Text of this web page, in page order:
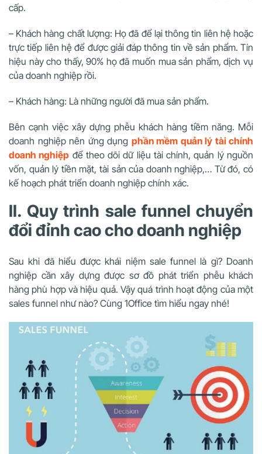
cấp.
– Khách hàng chất lượng: Họ đã để lại thông tin liên hệ hoặc
trực tiếp liên hệ để được giải đáp thông tin về sản phẩm. Tín
hiệu này cho thấy, 90% họ đã muốn mua sản phẩm, dịch vụ
của doanh nghiệp rồi.
– Khách hàng: Là những người đã mua sản phẩm.
Bên cạnh việc xây dựng phễu khách hàng tiềm năng. Mỗi
doanh nghiệp nên ứng dụng phần mềm quản lý tài chính
doanh nghiệp để theo dõi dữ liệu tài chính, quản lý nguồn
vốn, quản lý tiền mặt, tài sản của doanh nghiệp,… Từ đó, có
kế hoạch phát triển doanh nghiệp chính xác.
II. Quy trình sale funnel chuyển
đổi đỉnh cao cho doanh nghiệp
Sau khi đã hiểu được khái niệm sale funnel là gì? Doanh
nghiệp cần xây dựng được sơ đồ phát triển phễu khách
hàng phù hợp và hiệu quả. Vậy quá trình hoạt động của một
sales funnel như nào? Cùng 1Office tìm hiểu ngay nhé!